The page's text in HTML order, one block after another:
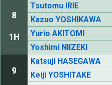
8
1H
Tsutomu IRIE
Kazuo YOSHIKAWA
Yurio AKITOMI
Yoshimi NIIZEKI
9
Katsuji HASEGAWA
Keiji YOSHITAKE